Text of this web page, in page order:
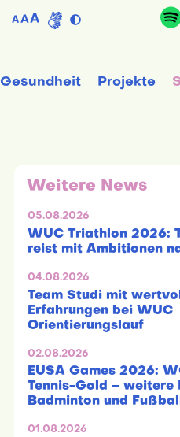
A AA
Gesundheit Projekte
Weitere News
05.08.2026
WUC Triathlon 2026:
reist mit Ambitionen
04.08.2026
Team Studi mit
Erfahrungen bei WUC
Orientierungslauf
02.08.2026
EUSA Games 2026:
Tennis-Gold – weitere
Badminton und
01.08.2026